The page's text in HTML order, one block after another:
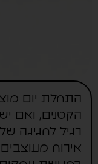
התחלת יום
הקטנים, ואם יש
רגיל לחגיגה
אירוח מעוצבים